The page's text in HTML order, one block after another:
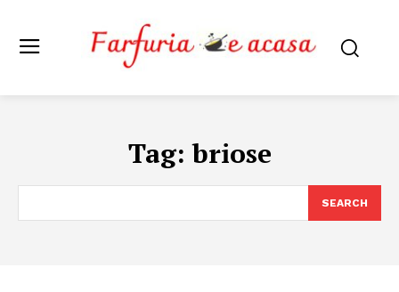
Tag:briose
SEARCH